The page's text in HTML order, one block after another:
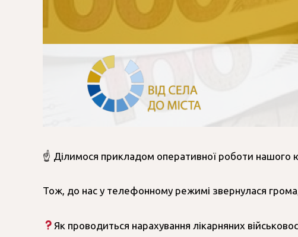
☝️ Ділимося прикладом оперативної роботи нашого
Тож, до нас у телефонному режимі звернулася
Як проводиться нарахування лікарняних